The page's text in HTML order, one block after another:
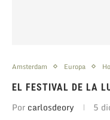
Amsterdam Europa
EL FESTIVAL DE LA
Por carlosdeory 5